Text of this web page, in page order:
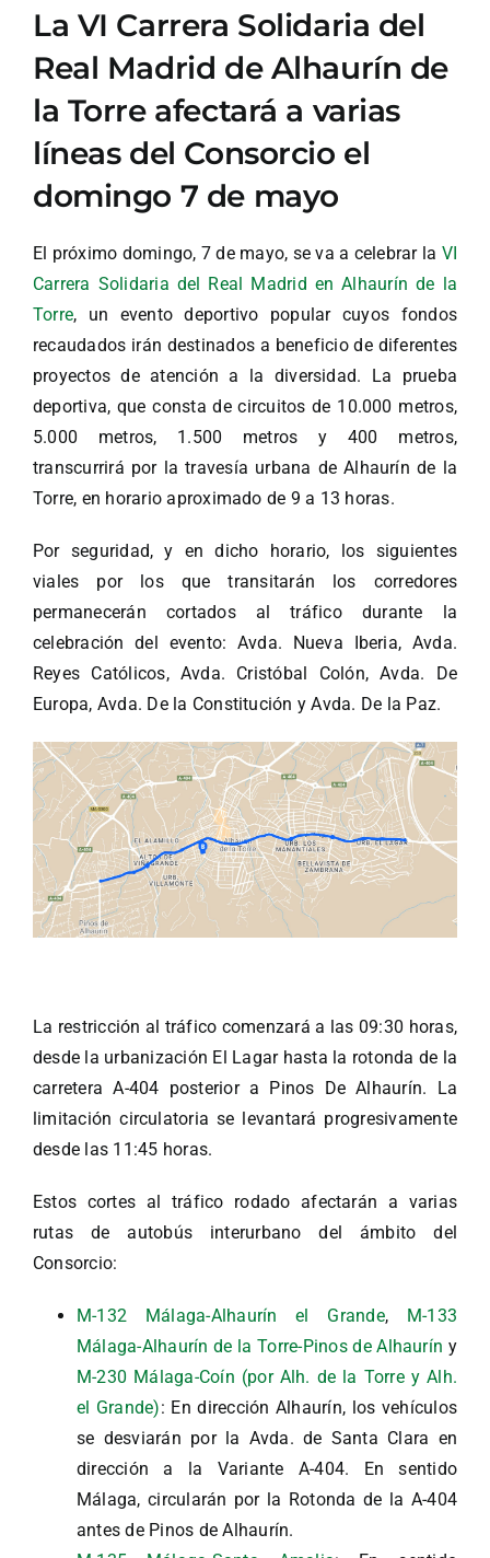
La VI Carrera Solidaria del
Real Madrid de Alhaurín de
la Torre afectará a varias
líneas del Consorcio el
domingo 7 de mayo
El próximo domingo, 7 de mayo, se va a celebrar la VI
Carrera Solidaria del Real Madrid en Alhaurín de la
Torre, un evento deportivo popular cuyos fondos
recaudados irán destinados a beneficio de diferentes
proyectos de atención a la diversidad. La prueba
deportiva, que consta de circuitos de 10.000 metros,
5.000 metros, 1.500 metros y 400 metros,
transcurrirá por la travesía urbana de Alhaurín de la
Torre, en horario aproximado de 9 a 13 horas.
Por seguridad, y en dicho horario, los siguientes
viales por los que transitarán los corredores
permanecerán cortados al tráfico durante la
celebración del evento: Avda. Nueva Iberia, Avda.
Reyes Católicos, Avda. Cristóbal Colón, Avda. De
Europa, Avda. De la Constitución y Avda. De la Paz.
La restricción al tráfico comenzará a las 09:30 horas,
desde la urbanización El Lagar hasta la rotonda de la
carretera A-404 posterior a Pinos De Alhaurín. La
limitación circulatoria se levantará progresivamente
desde las 11:45 horas.
Estos cortes al tráfico rodado afectarán a varias
rutas de autobús interurbano del ámbito del
Consorcio:
M-132 Málaga-Alhaurín el Grande, M-133
Málaga-Alhaurín de la Torre-Pinos de Alhaurín y
M-230 Málaga-Coín (por Alh. de la Torre y Alh.
el Grande): En dirección Alhaurín, los vehículos
se desviarán por la Avda. de Santa Clara en
dirección a la Variante A-404. En sentido
Málaga, circularán por la Rotonda de la A-404
antes de Pinos de Alhaurín.